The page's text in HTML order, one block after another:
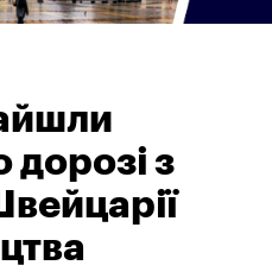
дорозі з